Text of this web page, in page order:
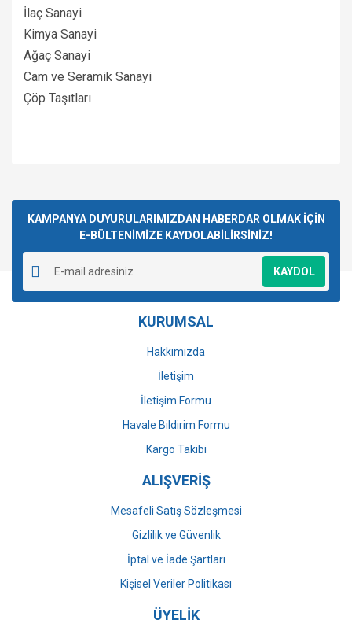
İlaç Sanayi
Kimya Sanayi
Ağaç Sanayi
Cam ve Seramik Sanayi
Çöp Taşıtları
Yorum Yaz
kullanarak tarafımıza iletebilirsiniz.
Görüş ve önerileriniz için teşekkür ederiz.
Ürün resmi kalitesiz, bozuk veya görüntülenemiyor.
Ürün açıklamasında eksik bilgiler bulunuyor.
Ürün bilgilerinde hatalar bulunuyor.
Ürün fiyatı diğer sitelerden daha pahalı.
Gönder
KAMPANYA DUYURULARIMIZDAN HABERDAR OLMAK İÇİN
E-BÜLTENİMİZE KAYDOLABİLİRSİNİZ!
KAYDOL
KURUMSAL
Hakkımızda
İletişim
İletişim Formu
Havale Bildirim Formu
Kargo Takibi
ALIŞVERİŞ
Mesafeli Satış Sözleşmesi
Gizlilik ve Güvenlik
İptal ve İade Şartları
Kişisel Veriler Politikası
ÜYELİK